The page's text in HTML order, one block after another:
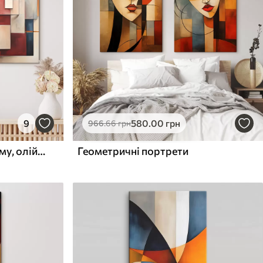
9
Абстракція в стилі кубізму, олійний живопис, червоний, синій, білий кольори
966.66грн580.00 грн
Геометричні портрети